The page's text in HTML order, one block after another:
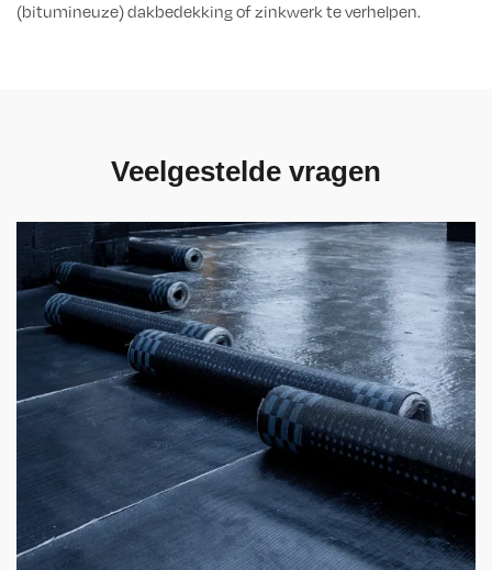
(bitumineuze) dakbedekking of zinkwerk te verhelpen.
Veelgestelde vragen